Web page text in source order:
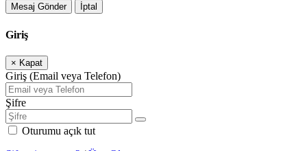
Mesaj Gönder İptal
Giriş
× Kapat
Giriş (Email veya Telefon)
Şifre
Oturumu açık tut